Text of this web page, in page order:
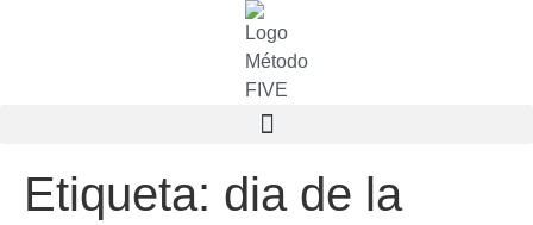
Etiqueta: dia de la